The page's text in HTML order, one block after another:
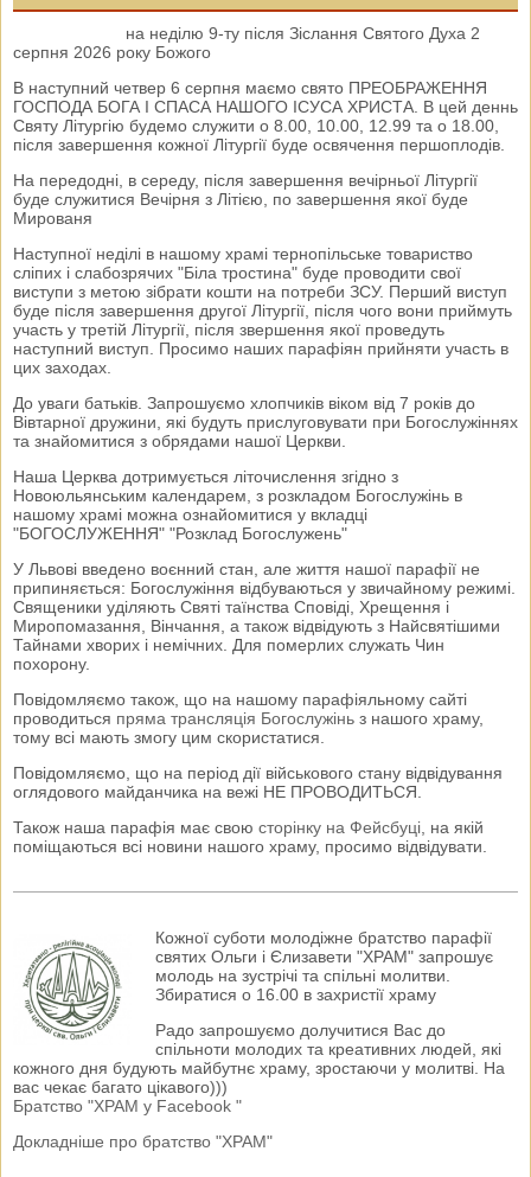
на неділю 9-ту після Зіслання Святого Духа 2
серпня 2026 року Божого
В наступний четвер 6 серпня маємо свято ПРЕОБРАЖЕННЯ
ГОСПОДА БОГА І СПАСА НАШОГО ІСУСА ХРИСТА. В цей деннь
Святу Літургію будемо служити о 8.00, 10.00, 12.99 та о 18.00,
після завершення кожної Літургії буде освячення першоплодів.
На передодні, в середу, після завершення вечірньої Літургії
буде служитися Вечірня з Літією, по завершення якої буде
Мированя
Наступної неділі в нашому храмі тернопільське товариство
сліпих і слабозрячих "Біла тростина" буде проводити свої
виступи з метою зібрати кошти на потреби ЗСУ. Перший виступ
буде після завершення другої Літургії, після чого вони приймуть
участь у третій Літургії, після звершення якої проведуть
наступний виступ. Просимо наших парафіян прийняти участь в
цих заходах.
До уваги батьків. Запрошуємо хлопчиків віком від 7 років до
Вівтарної дружини, які будуть прислуговувати при Богослужіннях
та знайомитися з обрядами нашої Церкви.
Наша Церква дотримується літочислення згідно з
Новоюльянським календарем, з розкладом Богослужінь в
нашому храмі можна ознайомитися у вкладці
"БОГОСЛУЖЕННЯ" "Розклад Богослужень"
У Львові введено воєнний стан, але життя нашої парафії не
припиняється: Богослужіння відбуваються у звичайному режимі.
Священики уділяють Святі таїнства Сповіді, Хрещення і
Миропомазання, Вінчання, а також відвідують з Найсвятішими
Тайнами хворих і немічних. Для померлих служать Чин
похорону.
Повідомляємо також, що на нашому парафіяльному сайті
проводиться пряма трансляція Богослужінь з нашого храму,
тому всі мають змогу цим скористатися.
Повідомляємо, що на період дії військового стану відвідування
оглядового майданчика на вежі НЕ ПРОВОДИТЬСЯ.
Також наша парафія має свою сторінку на Фейсбуці, на якій
поміщаються всі новини нашого храму, просимо відвідувати.
Кожної суботи молодіжне братство парафії
святих Ольги і Єлизавети "ХРАМ" запрошує
молодь на зустрічі та спільні молитви.
Збиратися о 16.00 в захристії храму
Радо запрошуємо долучитися Вас до
спільноти молодих та креативних людей, які
кожного дня будують майбутнє храму, зростаючи у молитві. На
вас чекає багато цікавого)))
Братство "ХРАМ у Facebook "
Докладніше про братство "ХРАМ"